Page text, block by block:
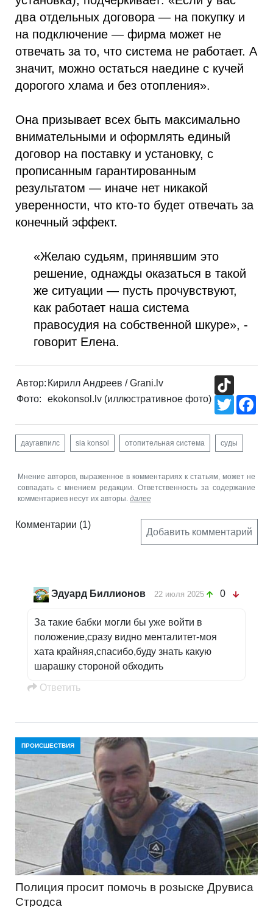
два отдельных договора — на покупку и
на подключение — фирма может не
отвечать за то, что система не работает. А
значит, можно остаться наедине с кучей
дорогого хлама и без отопления».
Она призывает всех быть максимально
внимательными и оформлять единый
договор на поставку и установку, с
прописанным гарантированным
результатом — иначе нет никакой
уверенности, что кто-то будет отвечать за
конечный эффект.
«Желаю судьям, принявшим это
решение, однажды оказаться в такой
же ситуации — пусть прочувствуют,
как работает наша система
правосудия на собственной шкуре», -
говорит Елена.
Автор: Кирилл Андреев / Grani.lv
Фото:
ekokonsol.lv (иллюстративное фото)
Twitter
даугавпилс sia konsol отопительная система суды
Мнение авторов, выраженное в комментариях к статьям, может не
совпадать с мнением редакции. Ответственность за содержание
комментариев несут их авторы. далее
Комментарии (1)
Добавить комментарий
Эдуард Биллионов 22 июля 2025 0
За такие бабки могли бы уже войти в
положение,сразу видно менталитет-моя
хата крайняя,спасибо,буду знать какую
шарашку стороной обходить
Oтветить
ПРОИСШЕСТВИЯ
Полиция просит помочь в розыске Друвиса
Стродса